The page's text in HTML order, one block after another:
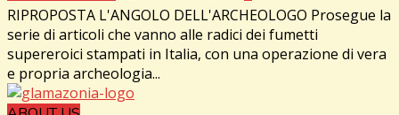
RIPROPOSTA L'ANGOLO DELL'ARCHEOLOGO Prosegue la
serie di articoli che vanno alle radici dei fumetti
supereroici stampati in Italia, con una operazione di vera
e propria archeologia...